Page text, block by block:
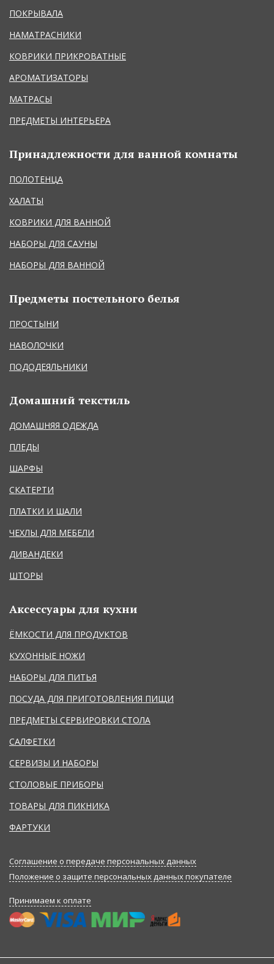
ПОКРЫВАЛА
НАМАТРАСНИКИ
КОВРИКИ ПРИКРОВАТНЫЕ
АРОМАТИЗАТОРЫ
МАТРАСЫ
ПРЕДМЕТЫ ИНТЕРЬЕРА
Принадлежности для ванной комнаты
ПОЛОТЕНЦА
ХАЛАТЫ
КОВРИКИ ДЛЯ ВАННОЙ
НАБОРЫ ДЛЯ САУНЫ
НАБОРЫ ДЛЯ ВАННОЙ
Предметы постельного белья
ПРОСТЫНИ
НАВОЛОЧКИ
ПОДОДЕЯЛЬНИКИ
Домашний текстиль
ДОМАШНЯЯ ОДЕЖДА
ПЛЕДЫ
ШАРФЫ
СКАТЕРТИ
ПЛАТКИ И ШАЛИ
ЧЕХЛЫ ДЛЯ МЕБЕЛИ
ДИВАНДЕКИ
ШТОРЫ
Аксессуары для кухни
ЁМКОСТИ ДЛЯ ПРОДУКТОВ
КУХОННЫЕ НОЖИ
НАБОРЫ ДЛЯ ПИТЬЯ
ПОСУДА ДЛЯ ПРИГОТОВЛЕНИЯ ПИЩИ
ПРЕДМЕТЫ СЕРВИРОВКИ СТОЛА
САЛФЕТКИ
СЕРВИЗЫ И НАБОРЫ
СТОЛОВЫЕ ПРИБОРЫ
ТОВАРЫ ДЛЯ ПИКНИКА
ФАРТУКИ
Соглашение о передаче персональных данных
Положение о защите персональных данных покупателе
Принимаем к оплате